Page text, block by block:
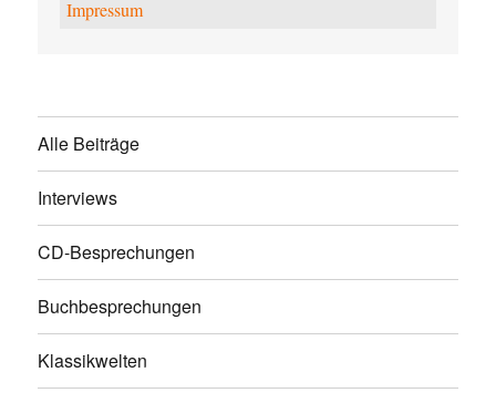
Impressum
Alle Beiträge
Interviews
CD-Besprechungen
Buchbesprechungen
Klassikwelten